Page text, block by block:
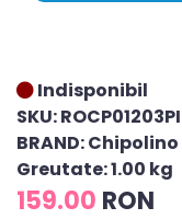
Indisponibil
SKU: ROCP01203PI
BRAND: Chipolino
Greutate: 1.00 kg
159.00 RON